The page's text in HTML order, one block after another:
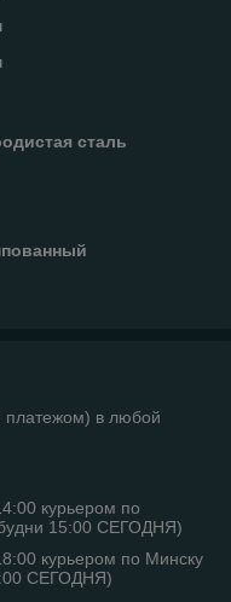
сталь
в любой
курьером по
15:00 СЕГОДНЯ)
курьером по Минску
СЕГОДНЯ)